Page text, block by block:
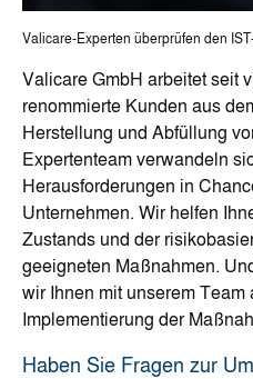
Valicare-Experten überprüfen den
Valicare GmbH arbeitet seit
renommierte Kunden aus
Herstellung und Abfüllung
Expertenteam verwandeln
Herausforderungen in
Unternehmen. Wir helfen
Zustands und der
geeigneten Maßnahmen.
wir Ihnen mit unserem Team
Implementierung der
Haben Sie Fragen zur